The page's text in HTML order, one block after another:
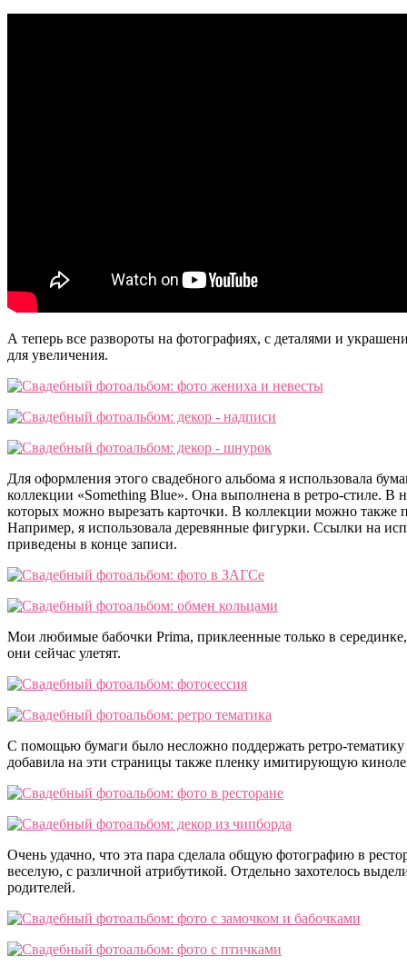
А теперь все развороты на фотографиях, с деталями и
для увеличения.
Для оформления этого свадебного альбома я использовала
коллекции «Something Blue». Она выполнена в ретро-стиле. В
которых можно вырезать карточки. В коллекции можно также
Например, я использовала деревянные фигурки. Ссылки на
приведены в конце записи.
Мои любимые бабочки Prima, приклеенные только в
они сейчас улетят.
С помощью бумаги было несложно поддержать ретро-
добавила на эти страницы также пленку имитирующую
Очень удачно, что эта пара сделала общую фотографию в
веселую, с различной атрибутикой. Отдельно захотелось
родителей.